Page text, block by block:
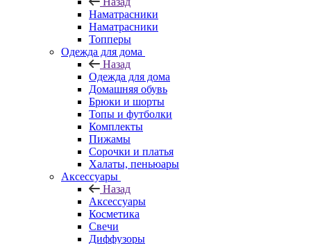
Наматрасники
Наматрасники
Топперы
Одежда для дома
Назад
Одежда для дома
Домашняя обувь
Брюки и шорты
Топы и футболки
Комплекты
Пижамы
Сорочки и платья
Халаты, пеньюары
Аксессуары
Назад
Аксессуары
Косметика
Свечи
Диффузоры